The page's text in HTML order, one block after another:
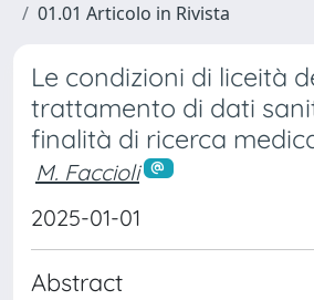
01.01 Articolo in Rivista
Le condizioni di liceità
trattamento di dati
finalità di ricerca
M. Faccioli
2025-01-01
Abstract